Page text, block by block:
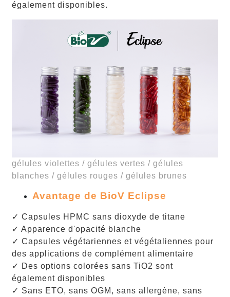
également disponibles.
gélules violettes / gélules vertes / gélules
blanches / gélules rouges / gélules brunes
Avantage de BioV Eclipse
✓ Capsules HPMC sans dioxyde de titane
✓ Apparence d'opacité blanche
✓ Capsules végétariennes et végétaliennes pour
des applications de complément alimentaire
✓ Des options colorées sans TiO2 sont
également disponibles
✓ Sans ETO, sans OGM, sans allergène, sans